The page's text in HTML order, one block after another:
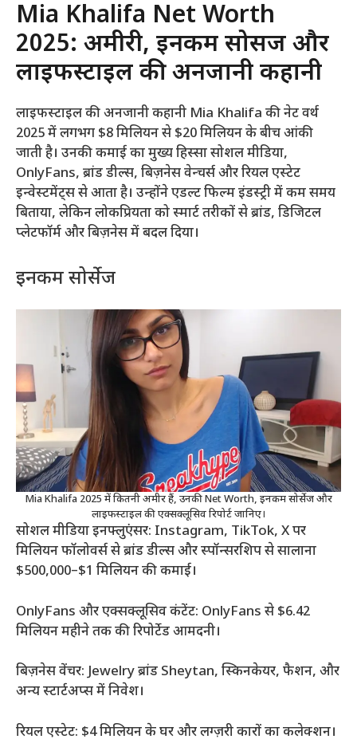
Mia Khalifa Net Worth
2025: अमीरी, इनकम सोर्सेज और
लाइफस्टाइल की अनजानी कहानी
लाइफस्टाइल की अनजानी कहानी Mia Khalifa की नेट वर्थ
2025 में लगभग $8 मिलियन से $20 मिलियन के बीच आंकी
जाती है। उनकी कमाई का मुख्य हिस्सा सोशल मीडिया,
OnlyFans, ब्रांड डील्स, बिज़नेस वेन्चर्स और रियल एस्टेट
इन्वेस्टमेंट्स से आता है। उन्होंने एडल्ट फिल्म इंडस्ट्री में कम समय
बिताया, लेकिन लोकप्रियता को स्मार्ट तरीकों से ब्रांड, डिजिटल
प्लेटफॉर्म और बिज़नेस में बदल दिया।
इनकम सोर्सेज
Mia Khalifa 2025 में कितनी अमीर हैं, उनकी Net Worth, इनकम सोर्सेज और
लाइफस्टाइल की एक्सक्लूसिव रिपोर्ट जानिए।
सोशल मीडिया इनफ्लुएंसर: Instagram, TikTok, X पर
मिलियन फॉलोवर्स से ब्रांड डील्स और स्पॉन्सरशिप से सालाना
$500,000–$1 मिलियन की कमाई।
OnlyFans और एक्सक्लूसिव कंटेंट: OnlyFans से $6.42
मिलियन महीने तक की रिपोर्टेड आमदनी।
बिज़नेस वेंचर: Jewelry ब्रांड Sheytan, स्किनकेयर, फैशन, और
अन्य स्टार्टअप्स में निवेश।
रियल एस्टेट: $4 मिलियन के घर और लग्ज़री कारों का कलेक्शन।